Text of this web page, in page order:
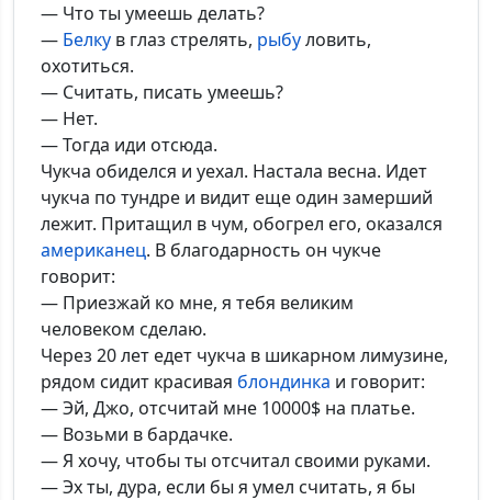
— Что ты умеешь делать?
— Белку в глаз стрелять, рыбуловить,
охотиться.
— Считать, писать умеешь?
— Нет.
— Тогда иди отсюда.
Чукча обиделся и уехал. Настала весна. Идет
чукча по тундре и видит еще один замерший
лежит. Притащил в чум, обогрел его, оказался
американец. В благодарность он чукче
говорит:
— Приезжай ко мне, я тебя великим
человеком сделаю.
Через 20 лет едет чукча в шикарном лимузине,
рядом сидит красивая блондинка и говорит:
— Эй, Джо, отсчитай мне 10000$ на платье.
— Возьми в бардачке.
— Я хочу, чтобы ты отсчитал своими руками.
— Эх ты, дура, если бы я умел считать, я бы